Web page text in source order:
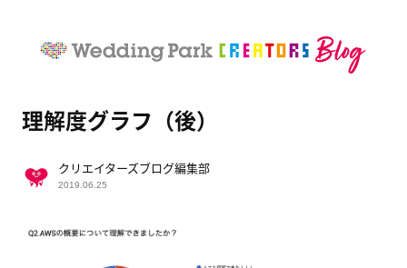
理解度グラフ（後）
クリエイターズブログ編集部
2019.06.25